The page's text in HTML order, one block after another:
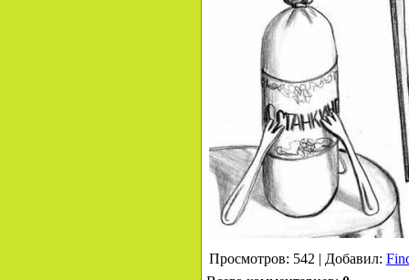
Просмотров: 542 | Добавил: